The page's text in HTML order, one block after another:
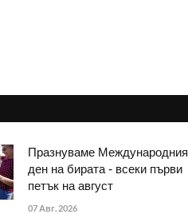
Празнуваме Международния
ден на бирата - всеки първи
петък на август
07 Авг. 2026